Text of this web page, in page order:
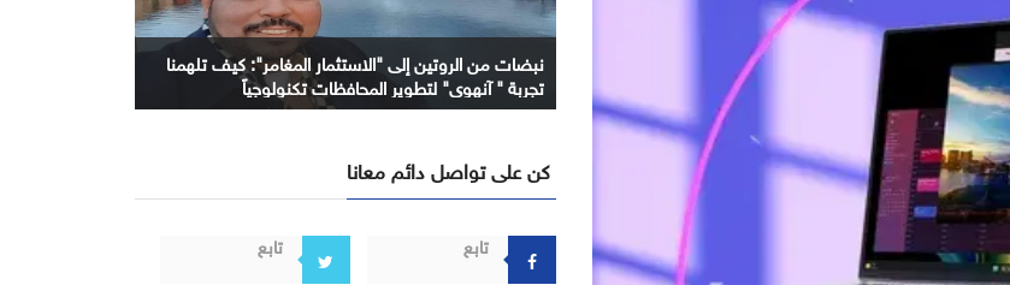
نبضات من الروتين إلى "الاستثمار المغامر": كيف تلهمنا
تجربة " آنهوي" لتطوير المحافظات تكنولوجياً
كن على تواصل دائم معانا
تابع
تابع